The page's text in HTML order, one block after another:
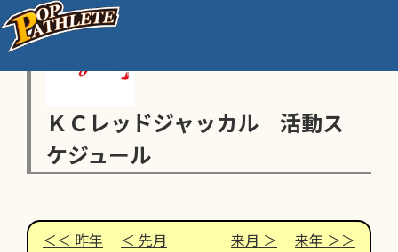
ＫＣレッドジャッカル 活動ス
ケジュール
昨年 先月 来月 来年